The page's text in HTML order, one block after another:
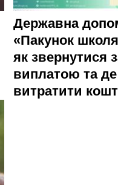
Державна
«Пакунок
як звернутися
виплатою та де
витратити